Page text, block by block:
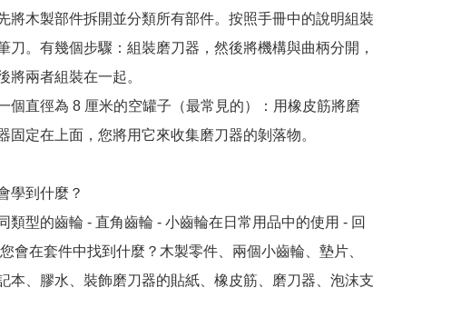
將木製部件拆開並分類所有部件。按照手冊中的說明組裝
刀。有幾個步驟：組裝磨刀器，然後將機構與曲柄分開，
將兩者組裝在一起。
個直徑為 8 厘米的空罐子（最常見的）：用橡皮筋將磨
固定在上面，您將用它來收集磨刀器的剝落物。
學到什麼？
類型的齒輪 - 直角齒輪 - 小齒輪在日常用品中的使用 - 回
會在套件中找到什麼？木製零件、兩個小齒輪、墊片、
本、膠水、裝飾磨刀器的貼紙、橡皮筋、磨刀器、泡沫支